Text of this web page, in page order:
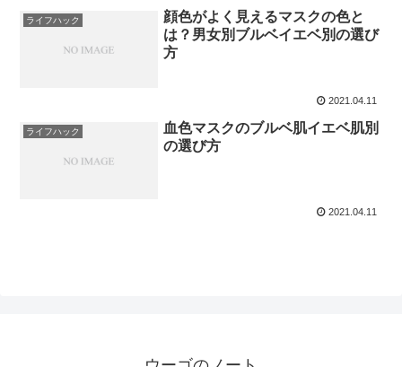
ライフハック
顔色がよく見えるマスクの色と
は？男女別ブルベイエベ別の選び
方
2021.04.11
ライフハック
血色マスクのブルベ肌イエベ肌別
の選び方
2021.04.11